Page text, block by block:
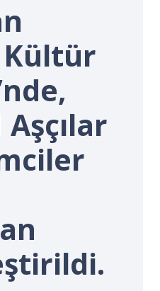
Aşçılar